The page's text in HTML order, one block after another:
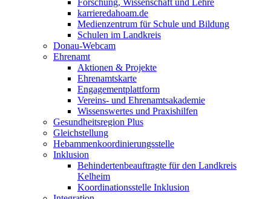
Forschung, Wissenschaft und Lehre
karrieredahoam.de
Medienzentrum für Schule und Bildung
Schulen im Landkreis
Donau-Webcam
Ehrenamt
Aktionen & Projekte
Ehrenamtskarte
Engagementplattform
Vereins- und Ehrenamtsakademie
Wissenswertes und Praxishilfen
Gesundheitsregion Plus
Gleichstellung
Hebammenkoordinierungsstelle
Inklusion
Behindertenbeauftragte für den Landkreis
Kelheim
Koordinationsstelle Inklusion